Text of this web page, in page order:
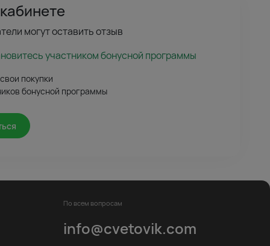
могут оставить отзыв
участником бонусной программы
покупки
бонусной программы
По всем вопросам
info@cvetovik.com